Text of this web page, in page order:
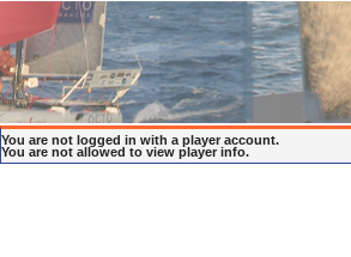
You are not logged in with a player account.
You are not allowed to view player info.